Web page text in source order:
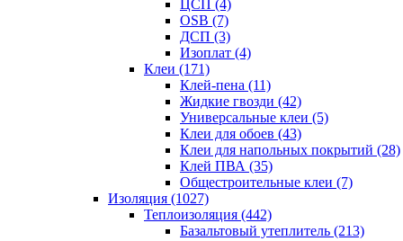
ЦСП (4)
OSB (7)
ДСП (3)
Изоплат (4)
Клеи (171)
Клей-пена (11)
Жидкие гвозди (42)
Универсальные клеи (5)
Клеи для обоев (43)
Клеи для напольных покрытий (28)
Клей ПВА (35)
Общестроительные клеи (7)
Изоляция (1027)
Теплоизоляция (442)
Базальтовый утеплитель (213)